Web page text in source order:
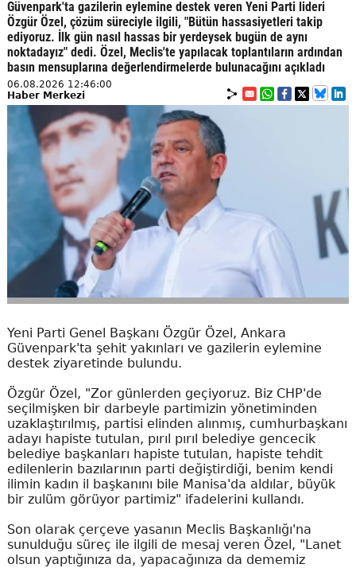
Güvenpark'ta gazilerin eylemine destek veren Yeni Parti lideri
Özgür Özel, çözüm süreciyle ilgili, "Bütün hassasiyetleri takip
ediyoruz. İlk gün nasıl hassas bir yerdeysek bugün de aynı
noktadayız" dedi. Özel, Meclis'te yapılacak toplantıların ardından
basın mensuplarına değerlendirmelerde bulunacağını açıkladı
06.08.2026 12:46:00
Haber Merkezi
Yeni Parti Genel Başkanı Özgür Özel, Ankara
Güvenpark'ta şehit yakınları ve gazilerin eylemine
destek ziyaretinde bulundu.
Özgür Özel, "Zor günlerden geçiyoruz. Biz CHP'de
seçilmişken bir darbeyle partimizin yönetiminden
uzaklaştırılmış, partisi elinden alınmış, cumhurbaşkanı
adayı hapiste tutulan, pırıl pırıl belediye gencecik
belediye başkanları hapiste tutulan, hapiste tehdit
edilenlerin bazılarının parti değiştirdiği, benim kendi
ilimin kadın il başkanını bile Manisa'da aldılar, büyük
bir zulüm görüyor partimiz" ifadelerini kullandı.
Son olarak çerçeve yasanın Meclis Başkanlığı'na
sunulduğu süreç ile ilgili de mesaj veren Özel, "Lanet
olsun yaptığınıza da, yapacağınıza da dememiz